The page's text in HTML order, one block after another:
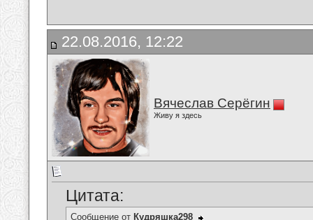
22.08.2016, 12:22
Вячеслав Серёгин
Живу я здесь
Цитата:
Сообщение от Кудряшка298